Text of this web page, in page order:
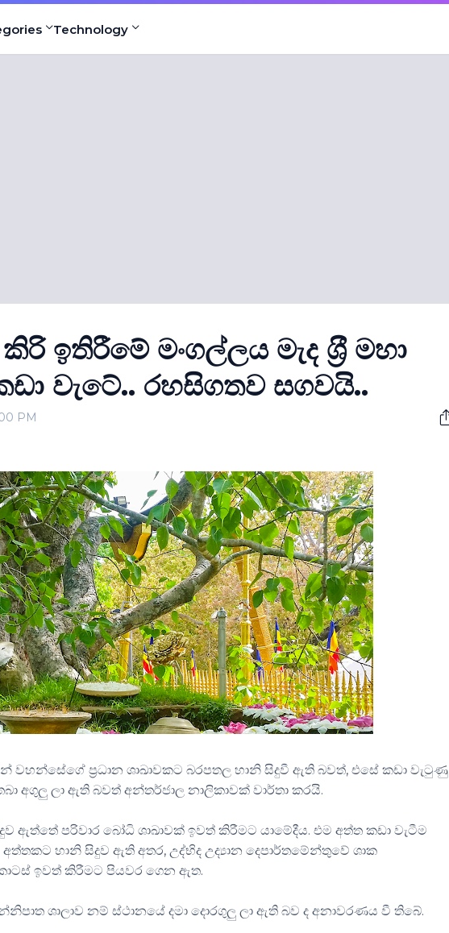
Technology
ඉතිරීමේ මංගල්ලය මැද ශ‍්‍රී මහා
වැටේ.. රහසිගතව සගවයි..
PM
වහන්සේගේ ප්‍රධාන ශාඛාවකට බරපතල හානි සිදුවී ඇති බවත්, එසේ කඩා වැටුණු
අගුලු ලා ඇති බවත් අන්තර්ජාල නාලිකාවක් වාර්තා කරයි.
පරිවාර බෝධි ශාඛාවක් ඉවත් කිරීමට යාමේදීය. එම අත්ත කඩා වැටීම
හානි සිදුව ඇති අතර, උද්භිද උද්‍යාන දෙපාර්තමේන්තුවේ ශාක
ඉවත් කිරීමට පියවර ගෙන ඇත.
ශාලාව නම් ස්ථානයේ දමා දොරගුලු ලා ඇති බව ද අනාවරණය වී තිබේ.